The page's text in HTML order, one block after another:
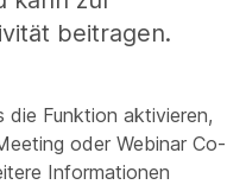
beitragen.
die Funktion aktivieren,
oder Webinar Co-
Informationen